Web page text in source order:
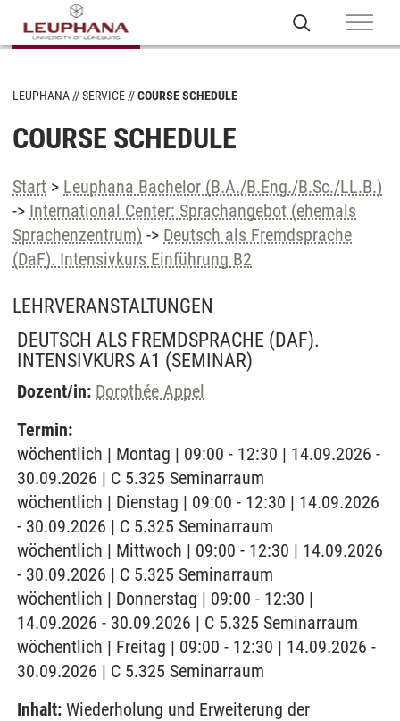
LEUPHANA SERVICE COURSE SCHEDULE
COURSE SCHEDULE
Start > Leuphana Bachelor (B.A./B.Eng./B.Sc./LL.B.)
-> International Center: Sprachangebot (ehemals
Sprachenzentrum) -> Deutsch als Fremdsprache
(DaF). Intensivkurs Einführung B2
LEHRVERANSTALTUNGEN
DEUTSCH ALS FREMDSPRACHE (DAF).
INTENSIVKURS A1 (SEMINAR)
Dozent/in: Dorothée Appel
Termin:
wöchentlich | Montag | 09:00 - 12:30 | 14.09.2026 -
30.09.2026 | C 5.325 Seminarraum
wöchentlich | Dienstag | 09:00 - 12:30 | 14.09.2026
- 30.09.2026 | C 5.325 Seminarraum
wöchentlich | Mittwoch | 09:00 - 12:30 | 14.09.2026
- 30.09.2026 | C 5.325 Seminarraum
wöchentlich | Donnerstag | 09:00 - 12:30 |
14.09.2026 - 30.09.2026 | C 5.325 Seminarraum
wöchentlich | Freitag | 09:00 - 12:30 | 14.09.2026 -
30.09.2026 | C 5.325 Seminarraum
Inhalt: Wiederholung und Erweiterung der